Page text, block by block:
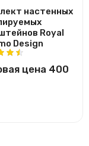
настенных
Royal
Design
цена 400